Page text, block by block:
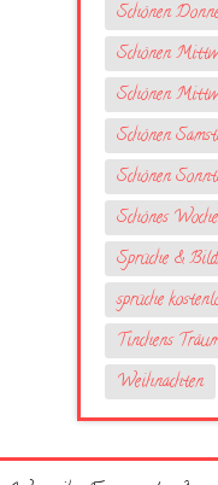
Schönen
Schönen
Schönen
Schönen
Schönen
Schönes
Sprüche &
sprüche
Tinchens
Weihnachten